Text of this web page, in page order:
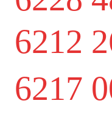
6212
6217